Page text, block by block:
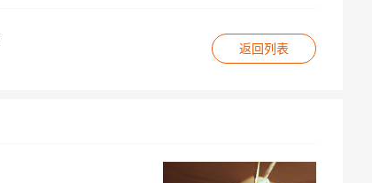
返回列表